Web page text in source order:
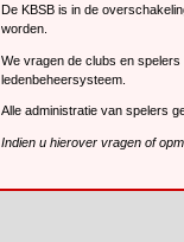
De KBSB is in de
worden.
We vragen de clubs en spelers
ledenbeheersysteem.
Alle administratie van spelers
Indien u hierover vragen of